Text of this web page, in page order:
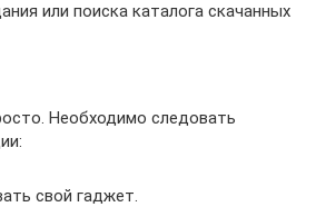
или поиска каталога скачанных
Необходимо следовать
свой гаджет.